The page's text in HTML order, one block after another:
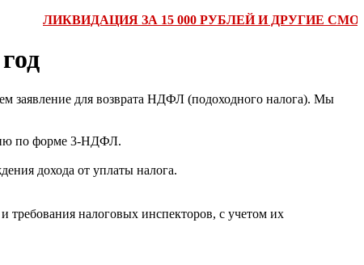
ЛИКВИДАЦИЯ ЗА 15 000 РУБЛЕЙ И ДРУГИЕ
заявление для возврата НДФЛ (подоходного налога). Мы
по форме 3-НДФЛ.
дохода от уплаты налога.
налоговых инспекторов, с учетом их